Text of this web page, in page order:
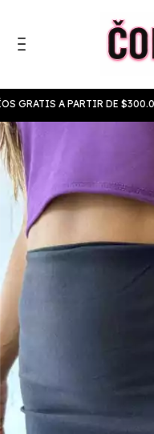
A PARTIR DE $300.000!